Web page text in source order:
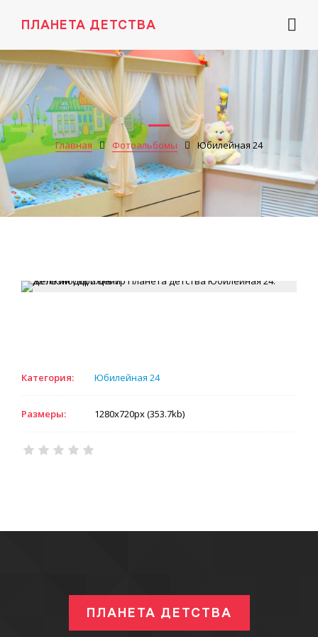
ПЛАНЕТА ДЕТСТВА
Главная Фотоальбомы Юбилейная 24
Категория: Юбилейная 24
Размеры: 1280x720px (353.7kb)
ПЛАНЕТА ДЕТСТВА